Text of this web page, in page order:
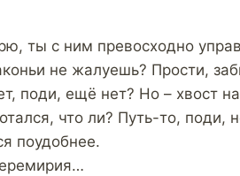
ты с ним превосходно
не жалуешь? Прости,
поди, ещё нет? Но – хвост
что ли? Путь-то, поди,
поудобнее.